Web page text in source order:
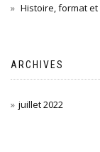
Histoire, format
ARCHIVES
juillet 2022